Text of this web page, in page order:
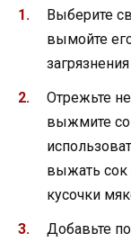
Выберите
вымойте
Отрежьте
выжмите
выжать сок
кусочки
Добавьте